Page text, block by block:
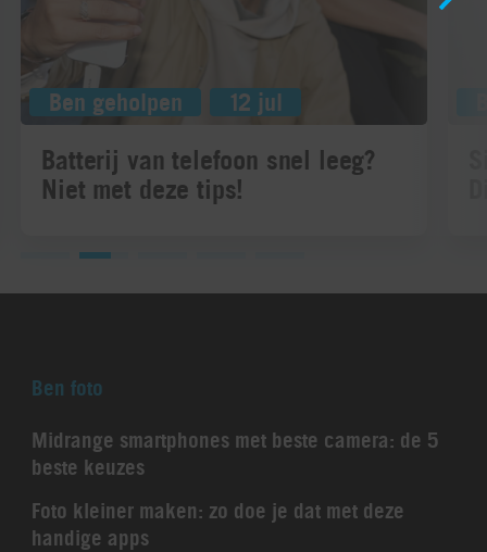
Ben geholpen 12 jul
Batterij van telefoon snel leeg?
Niet met deze tips!
Ben foto
Midrange smartphones met beste camera: de 5
beste keuzes
Foto kleiner maken: zo doe je dat met deze
handige apps